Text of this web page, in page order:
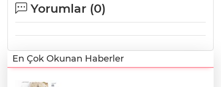
Yorumlar (0)
En Çok Okunan Haberler